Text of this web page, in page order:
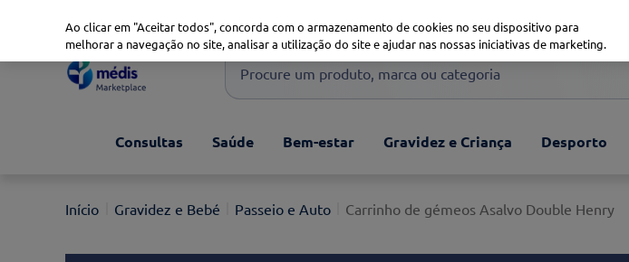
Procure um produto, marca ou categoria
1º xiaomi
3º now
Consultas Saúde Bem-estar Gravidez e Criança Desporto
Gravidez e Bebé Passeio e Auto Carrinho de gémeos Asalvo Double Henry
Ao clicar em "Aceitar todos", concorda com o armazenamento de cookies no seu dispositivo para
melhorar a navegação no site, analisar a utilização do site e ajudar nas nossas iniciativas de marketing.